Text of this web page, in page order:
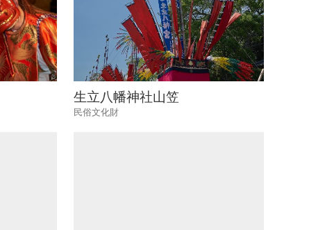
生立八幡神社山笠
民俗文化財